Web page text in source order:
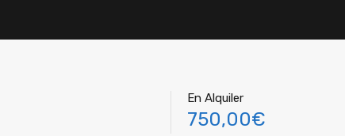
En Alquiler
750,00€